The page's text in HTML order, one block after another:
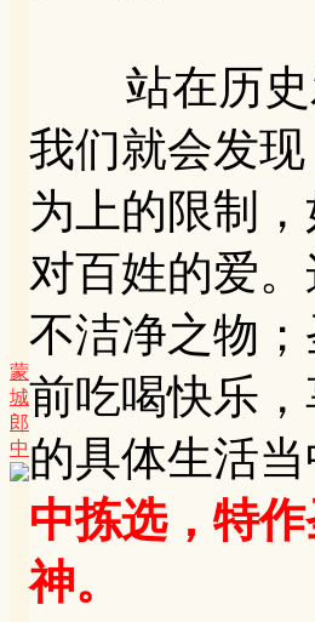
蒙
城
郎
中
站在历史
我们就会发
为上的限制
对百姓的爱
不洁净之物
前吃喝快乐
的具体生活
中拣选，特
神。